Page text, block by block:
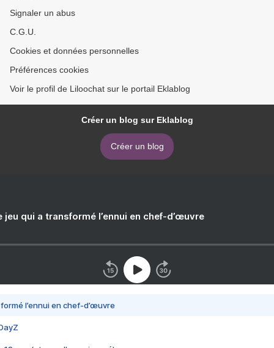
Signaler un abus
C.G.U.
Cookies et données personnelles
Préférences cookies
Voir le profil de Liloochat sur le portail Eklablog
Créer un blog sur Eklablog
Créer un blog
jeu qui a transformé l’ennui en chef-d’œuvre
l’ennui en chef-d’œuvre